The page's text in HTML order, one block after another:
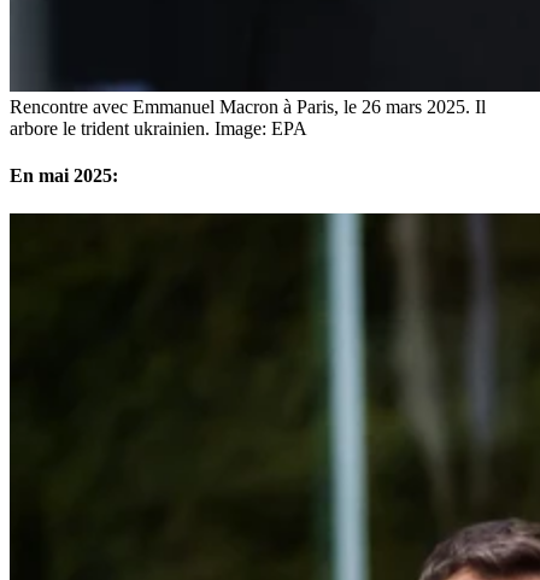
Rencontre avec Emmanuel Macron à Paris, le 26 mars 2025. Il
arbore le trident ukrainien. Image: EPA
En mai 2025: